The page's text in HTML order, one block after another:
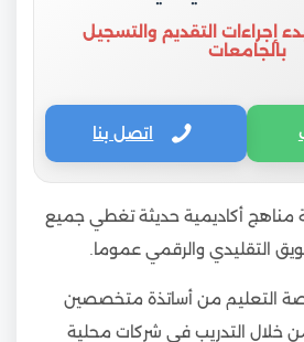
إجراءات التقديم والتسجيل
بالجامعات
اتصل بنا
مناهج أكاديمية حديثة تغطي جميع
التقليدي والرقمي عموما.
التعليم من أساتذة متخصصين
خلال التدريب في شركات محلية